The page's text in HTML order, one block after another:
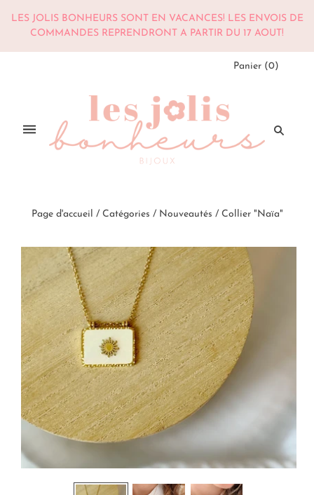
LES JOLIS BONHEURS SONT EN VACANCES! LES ENVOIS DE
COMMANDES REPRENDRONT A PARTIR DU 17 AOUT!
Panier (0)
Page d'accueil / Catégories / Nouveautés / Collier "Naïa"